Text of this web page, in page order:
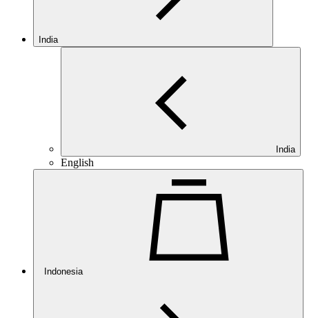
India
India
English
Indonesia